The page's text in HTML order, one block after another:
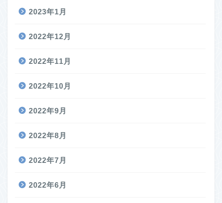
2023年1月
2022年12月
2022年11月
2022年10月
2022年9月
2022年8月
2022年7月
2022年6月